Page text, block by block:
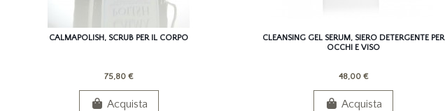
CALMAPOLISH, SCRUB PER IL CORPO
75,80 €
Acquista
CLEANSING GEL SERUM, SIERO DETERGENTE PER
OCCHI E VISO
48,00 €
Acquista